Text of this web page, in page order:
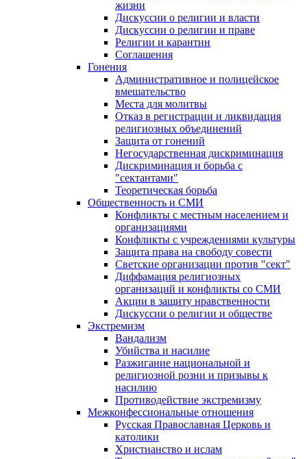
жизни
Дискуссии о религии и власти
Дискуссии о религии и праве
Религии и карантин
Соглашения
Гонения
Административное и полицейское
вмешательство
Места для молитвы
Отказ в регистрации и ликвидация
религиозных объединений
Защита от гонений
Негосударственная дискриминация
Дискриминация и борьба с
"сектантами"
Теоретическая борьба
Общественность и СМИ
Конфликты с местным населением и
организациями
Конфликты с учреждениями культуры
Защита права на свободу совести
Светские организации против "сект"
Диффамация религиозных
организаций и конфликты со СМИ
Акции в защиту нравственности
Дискуссии о религии и обществе
Экстремизм
Вандализм
Убийства и насилие
Разжигание национальной и
религиозной розни и призывы к
насилию
Противодействие экстремизму
Межконфессиональные отношения
Русская Православная Церковь и
католики
Христианство и ислам